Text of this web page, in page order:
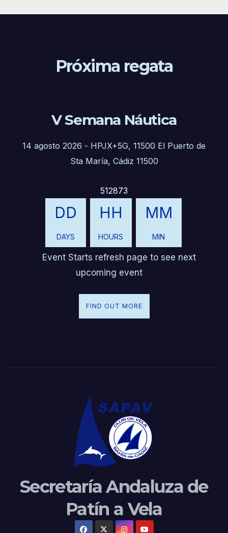
Próxima regata
V Semana Náutica
14 agosto 2026 - HPJX+5G, 11500 El Puerto de
Sta María, Cádiz 11500
512873
DD
DAYS
HH
HOURS
MM
MIN
Event Starts refresh page to see next
upcoming event
FIND OUT MORE
Secretaría Andaluza de
Patín a Vela